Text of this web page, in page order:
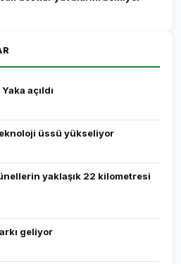
açıldı
üssü yükseliyor
yaklaşık 22 kilometresi
geliyor